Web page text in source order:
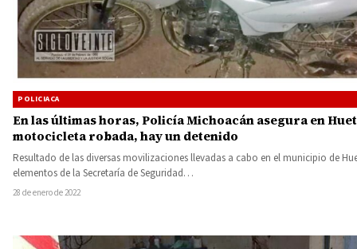
POLICIACA
En las últimas horas, Policía Michoacán asegura en
motocicleta robada, hay un detenido
Resultado de las diversas movilizaciones llevadas a cabo en el municipio de
elementos de la Secretaría de Seguridad…
28 de enero de 2022